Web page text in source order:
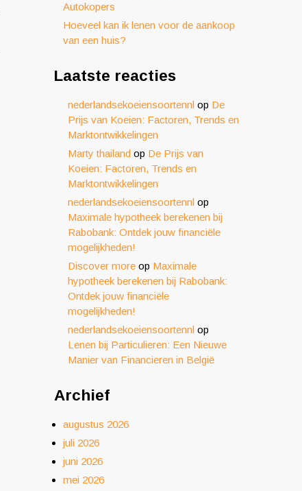
Autokopers
Hoeveel kan ik lenen voor de aankoop
van een huis?
Laatste reacties
nederlandsekoeiensoortennl op De
Prijs van Koeien: Factoren, Trends en
Marktontwikkelingen
Marty thailand op De Prijs van
Koeien: Factoren, Trends en
Marktontwikkelingen
nederlandsekoeiensoortennl op
Maximale hypotheek berekenen bij
Rabobank: Ontdek jouw financiële
mogelijkheden!
Discover more op Maximale
hypotheek berekenen bij Rabobank:
Ontdek jouw financiële
mogelijkheden!
nederlandsekoeiensoortennl op
Lenen bij Particulieren: Een Nieuwe
Manier van Financieren in België
Archief
augustus 2026
juli 2026
juni 2026
mei 2026